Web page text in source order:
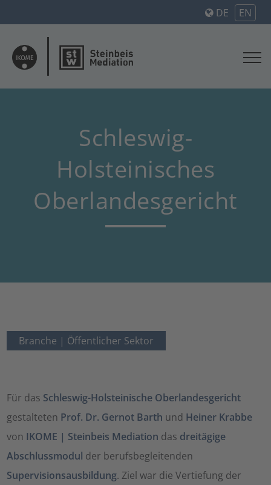
DE EN
Schleswig-
Holsteinisches
Oberlandesgericht
Branche | Öffentlicher Sektor
Für das Schleswig-Holsteinische Oberlandesgericht
gestalteten Prof. Dr. Gernot Barth und Heiner Krabbe
von IKOME | Steinbeis Mediation das dreitägige
Abschlussmodul der berufsbegleitenden
Supervisionsausbildung. Ziel war die Vertiefung der